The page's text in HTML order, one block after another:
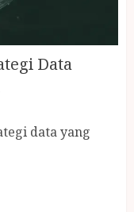
dengan
dan Performa
Data
data yang